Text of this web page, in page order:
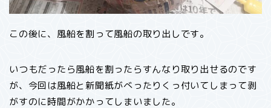
この後に、風船を割って風船の取り出しです。
いつもだったら風船を割ったらすんなり取り出せるのです
が、今回は風船と新聞紙がべったりくっ付いてしまって剥
がすのに時間がかかってしまいました。